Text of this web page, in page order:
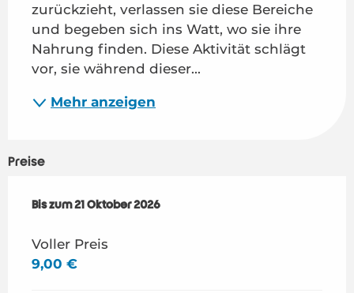
zurückzieht, verlassen sie diese Bereiche
und begeben sich ins Watt, wo sie ihre
Nahrung finden. Diese Aktivität schlägt
vor, sie während dieser...
Mehr anzeigen
Preise
ab8 April 2026 bis zum21 Oktober 2026
Bis zum21 Oktober 2026
Voller Preis
9,00 €